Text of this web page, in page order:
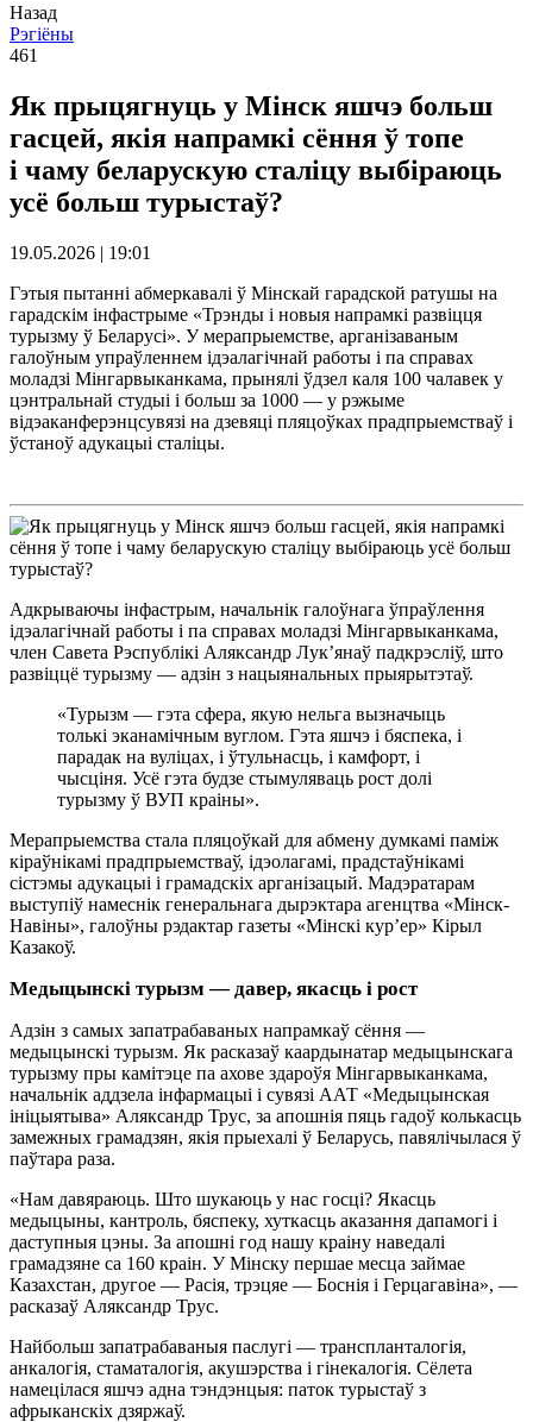
Назад
Рэгіёны
461
Як прыцягнуць у Мінск яшчэ больш
гасцей, якія напрамкі сёння ў топе
і чаму беларускую сталіцу выбіраюць
усё больш турыстаў?
19.05.2026 | 19:01
Гэтыя пытанні абмеркавалі ў Мінскай гарадской ратушы на
гарадскім інфастрыме «Трэнды і новыя напрамкі развіцця
турызму ў Беларусі». У мерапрыемстве, арганізаваным
галоўным упраўленнем ідэалагічнай работы і па справах
моладзі Мінгарвыканкама, прынялі ўдзел каля 100 чалавек у
цэнтральнай студыі і больш за 1000 — у рэжыме
відэаканферэнцсувязі на дзевяці пляцоўках прадпрыемстваў і
ўстаноў адукацыі сталіцы.
Адкрываючы інфастрым, начальнік галоўнага ўпраўлення
ідэалагічнай работы і па справах моладзі Мінгарвыканкама,
член Савета Рэспублікі Аляксандр Лук’янаў падкрэсліў, што
развіццё турызму — адзін з нацыянальных прыярытэтаў.
«Турызм — гэта сфера, якую нельга вызначыць
толькі эканамічным вуглом. Гэта яшчэ і бяспека, і
парадак на вуліцах, і ўтульнасць, і камфорт, і
чысціня. Усё гэта будзе стымуляваць рост долі
турызму ў ВУП краіны».
Мерапрыемства стала пляцоўкай для абмену думкамі паміж
кіраўнікамі прадпрыемстваў, ідэолагамі, прадстаўнікамі
сістэмы адукацыі і грамадскіх арганізацый. Мадэратарам
выступіў намеснік генеральнага дырэктара агенцтва «Мінск-
Навіны», галоўны рэдактар газеты «Мінскі кур’ер» Кірыл
Казакоў.
Медыцынскі турызм — давер, якасць і рост
Адзін з самых запатрабаваных напрамкаў сёння —
медыцынскі турызм. Як расказаў каардынатар медыцынскага
турызму пры камітэце па ахове здароўя Мінгарвыканкама,
начальнік аддзела інфармацыі і сувязі ААТ «Медыцынская
ініцыятыва» Аляксандр Трус, за апошнія пяць гадоў колькасць
замежных грамадзян, якія прыехалі ў Беларусь, павялічылася ў
паўтара раза.
«Нам давяраюць. Што шукаюць у нас госці? Якасць
медыцыны, кантроль, бяспеку, хуткасць аказання дапамогі і
даступныя цэны. За апошні год нашу краіну наведалі
грамадзяне са 160 краін. У Мінску першае месца займае
Казахстан, другое — Расія, трэцяе — Боснія і Герцагавіна», —
расказаў Аляксандр Трус.
Найбольш запатрабаваныя паслугі — транспланталогія,
анкалогія, стаматалогія, акушэрства і гінекалогія. Сёлета
намецілася яшчэ адна тэндэнцыя: паток турыстаў з
афрыканскіх дзяржаў.